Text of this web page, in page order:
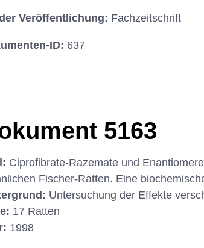
Veröffentlichung: Fachzeitschrift
ID: 637
5163
Ciprofibrate-Razemate und
Fischer-Ratten. Eine
Untersuchung der Effekte
17 Ratten
1998